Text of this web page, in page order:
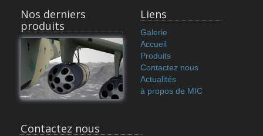
Nos derniers
produits
Liens
Galerie
Accueil
Produits
Contactez nous
Actualités
à propos de MIC
Contactez nous